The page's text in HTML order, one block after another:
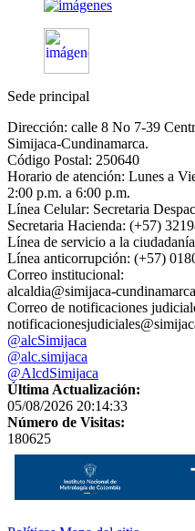
Sede principal
Dirección: calle 8 No 7-39
Simijaca-Cundinamarca.
Código Postal: 250640
Horario de atención: Lunes a
2:00 p.m. a 6:00 p.m.
Línea Celular: Secretaria
Secretaria Hacienda: (+57)
Línea de servicio a la
Línea anticorrupción: (+57)
Correo institucional:
alcaldia@simijaca-
Correo de notificaciones
@alcSimijaca
@alc.simijaca
@AlcdSimijaca
Última Actualización:
05/08/2026 20:14:33
Número de Visitas:
180625